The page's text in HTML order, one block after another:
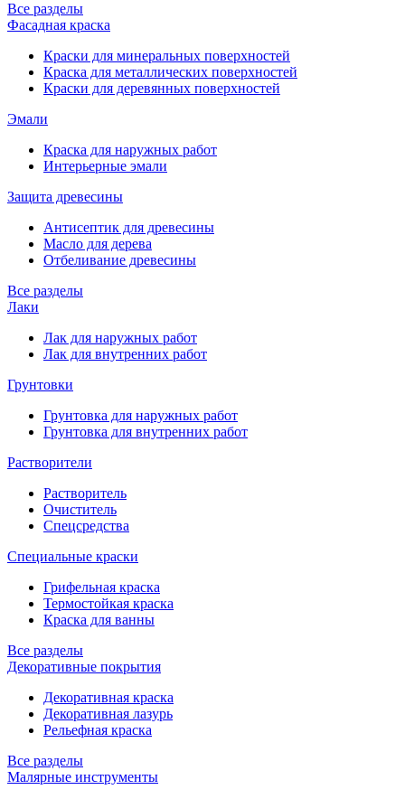
Все разделы
Фасадная краска
Краски для минеральных поверхностей
Краска для металлических поверхностей
Краски для деревянных поверхностей
Эмали
Краска для наружных работ
Интерьерные эмали
Защита древесины
Антисептик для древесины
Масло для дерева
Отбеливание древесины
Все разделы
Лаки
Лак для наружных работ
Лак для внутренних работ
Грунтовки
Грунтовка для наружных работ
Грунтовка для внутренних работ
Растворители
Растворитель
Очиститель
Спецсредства
Специальные краски
Грифельная краска
Термостойкая краска
Краска для ванны
Все разделы
Декоративные покрытия
Декоративная краска
Декоративная лазурь
Рельефная краска
Все разделы
Малярные инструменты